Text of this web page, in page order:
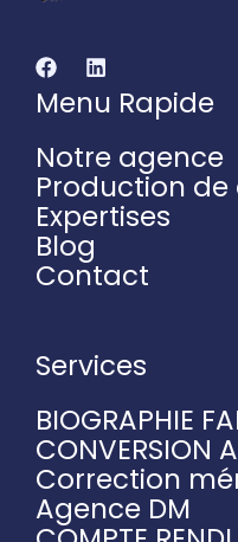
Menu Rapide
Notre agence
Production
Expertises
Blog
Contact
Services
BIOGRAPHIE
CONVERSION
Correction
Agence DM